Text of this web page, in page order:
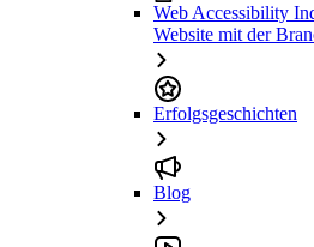
Web Accessibility
Website mit der
Erfolgsgeschichten
Blog